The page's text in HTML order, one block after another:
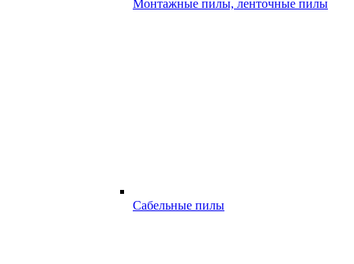
Монтажные пилы, ленточные пилы
Сабельные пилы